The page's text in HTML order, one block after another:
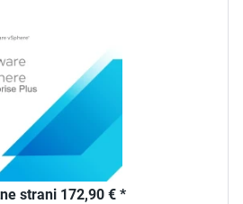
strani 172,90 € *